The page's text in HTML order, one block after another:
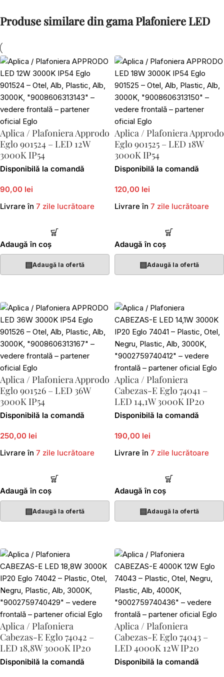
Produse similare din gama Plafoniere LED
Aplica / Plafoniera Approdo
Eglo 901524 – LED 12W
3000K IP54
Disponibilă la comandă
90,00 lei
Livrare în 7 zile lucrătoare
Adaugă în coș
▤Adaugă la ofertă
Aplica / Plafoniera Approdo
Eglo 901525 – LED 18W
3000K IP54
Disponibilă la comandă
120,00 lei
Livrare în 7 zile lucrătoare
Adaugă în coș
▤Adaugă la ofertă
Aplica / Plafoniera Approdo
Eglo 901526 – LED 36W
3000K IP54
Disponibilă la comandă
250,00 lei
Livrare în 7 zile lucrătoare
Adaugă în coș
▤Adaugă la ofertă
Aplica / Plafoniera
Cabezas-E Eglo 74041 –
LED 14,1W 3000K IP20
Disponibilă la comandă
190,00 lei
Livrare în 7 zile lucrătoare
Adaugă în coș
▤Adaugă la ofertă
Aplica / Plafoniera
Cabezas-E Eglo 74042 –
LED 18,8W 3000K IP20
Disponibilă la comandă
Aplica / Plafoniera
Cabezas-E Eglo 74043 –
LED 4000K 12W IP20
Disponibilă la comandă